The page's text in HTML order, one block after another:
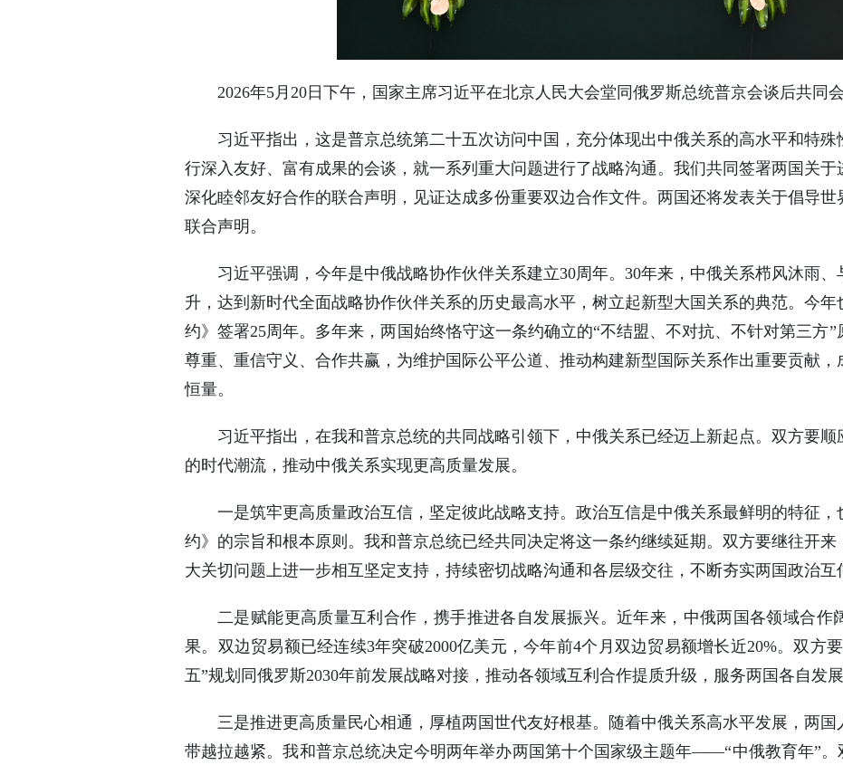
2026年5月20日下午，国家主席习近平在北京人民大会堂同俄罗斯总统普京会谈后共同会
习近平指出，这是普京总统第二十五次访问中国，充分体现出中俄关系的高水平和特
行深入友好、富有成果的会谈，就一系列重大问题进行了战略沟通。我们共同签署两国关于
深化睦邻友好合作的联合声明，见证达成多份重要双边合作文件。两国还将发表关于倡导
联合声明。
习近平强调，今年是中俄战略协作伙伴关系建立30周年。30年来，中俄关系栉风沐雨
升，达到新时代全面战略协作伙伴关系的历史最高水平，树立起新型大国关系的典范。今
约》签署25周年。多年来，两国始终恪守这一条约确立的“不结盟、不对抗、不针对第三方
尊重、重信守义、合作共赢，为维护国际公平公道、推动构建新型国际关系作出重要贡献
恒量。
习近平指出，在我和普京总统的共同战略引领下，中俄关系已经迈上新起点。双方要
的时代潮流，推动中俄关系实现更高质量发展。
一是筑牢更高质量政治互信，坚定彼此战略支持。政治互信是中俄关系最鲜明的特征
约》的宗旨和根本原则。我和普京总统已经共同决定将这一条约继续延期。双方要继往开
大关切问题上进一步相互坚定支持，持续密切战略沟通和各层级交往，不断夯实两国政治互
二是赋能更高质量互利合作，携手推进各自发展振兴。近年来，中俄两国各领域合作
果。双边贸易额已经连续3年突破2000亿美元，今年前4个月双边贸易额增长近20%。双方
五”规划同俄罗斯2030年前发展战略对接，推动各领域互利合作提质升级，服务两国各自发展
三是推进更高质量民心相通，厚植两国世代友好根基。随着中俄关系高水平发展，两国
带越拉越紧。我和普京总统决定今明两年举办两国第十个国家级主题年——“中俄教育年”。